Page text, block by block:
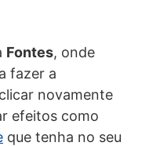
Fontes, onde
fazer a
novamente
efeitos como
que tenha no seu